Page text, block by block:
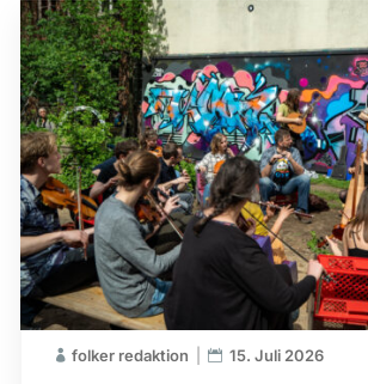
folker redaktion 15. Juli 2026